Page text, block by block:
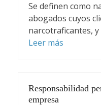
Se definen como
abogados cuyos
narcotraficantes,
Leer más
Responsabilidad
empresa